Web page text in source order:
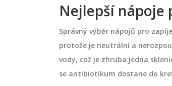
Nejlepší
Správný výběr nápojů pro
protože je neutrální a
vody, což je zhruba jedna
se antibiotikum dostane do
praktické tipy na
a seznámíte se s
pro ochranu pleti.
pro rychlé
června 4 2026